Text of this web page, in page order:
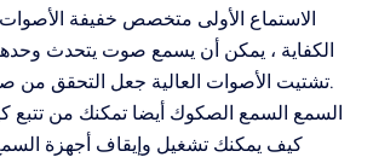
الاستماع الأولى متخصص خفيفة
الكفاية ، يمكن أن يسمع صوت يتحدث
تشتيت الأصوات العالية جعل التحقق من صحة بعض الاختبارات.
السمع السمع الصكوك أيضا تمكنك من
كيف يمكنك تشغيل وإيقاف أجهزة